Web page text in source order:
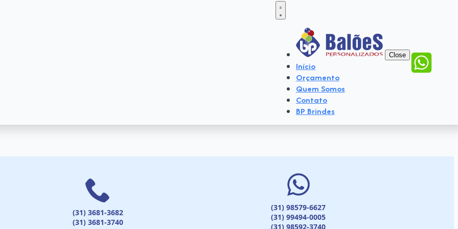
Close
Início
Orçamento
Quem Somos
Contato
BP Brindes
(31) 3681-3682
(31) 3681-3740
(31) 98579-6627
(31) 99494-0005
(31) 98592-3740